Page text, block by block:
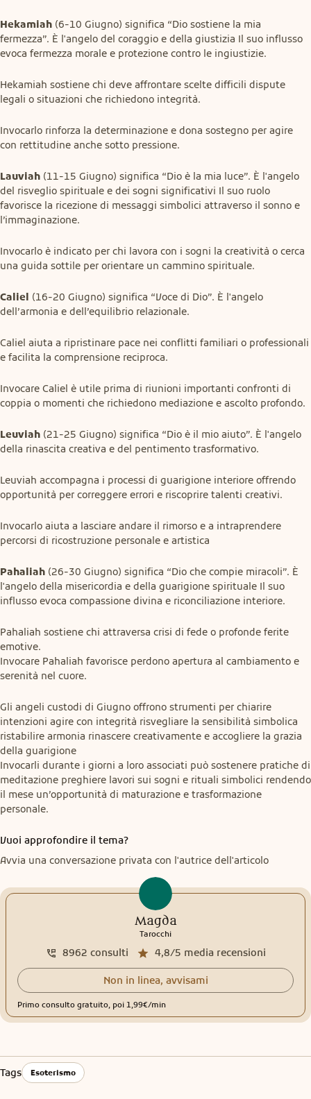
Hekamiah (6-10 Giugno) significa “Dio sostiene la mia
fermezza”. È l'angelo del coraggio e della giustizia Il suo influsso
evoca fermezza morale e protezione contro le ingiustizie.
Hekamiah sostiene chi deve affrontare scelte difficili dispute
legali o situazioni che richiedono integrità.
Invocarlo rinforza la determinazione e dona sostegno per agire
con rettitudine anche sotto pressione.
Lauviah (11-15 Giugno) significa “Dio è la mia luce”. È l'angelo
del risveglio spirituale e dei sogni significativi Il suo ruolo
favorisce la ricezione di messaggi simbolici attraverso il sonno e
l’immaginazione.
Invocarlo è indicato per chi lavora con i sogni la creatività o cerca
una guida sottile per orientare un cammino spirituale.
Caliel (16-20 Giugno) significa “Voce di Dio”. È l'angelo
dell’armonia e dell’equilibrio relazionale.
Caliel aiuta a ripristinare pace nei conflitti familiari o professionali
e facilita la comprensione reciproca.
Invocare Caliel è utile prima di riunioni importanti confronti di
coppia o momenti che richiedono mediazione e ascolto profondo.
Leuviah (21-25 Giugno) significa “Dio è il mio aiuto”. È l'angelo
della rinascita creativa e del pentimento trasformativo.
Leuviah accompagna i processi di guarigione interiore offrendo
opportunità per correggere errori e riscoprire talenti creativi.
Invocarlo aiuta a lasciare andare il rimorso e a intraprendere
percorsi di ricostruzione personale e artistica
Pahaliah (26-30 Giugno) significa “Dio che compie miracoli”. È
l'angelo della misericordia e della guarigione spirituale Il suo
influsso evoca compassione divina e riconciliazione interiore.
Pahaliah sostiene chi attraversa crisi di fede o profonde ferite
emotive.
Invocare Pahaliah favorisce perdono apertura al cambiamento e
serenità nel cuore.
Gli angeli custodi di Giugno offrono strumenti per chiarire
intenzioni agire con integrità risvegliare la sensibilità simbolica
ristabilire armonia rinascere creativamente e accogliere la grazia
della guarigione
Invocarli durante i giorni a loro associati può sostenere pratiche di
meditazione preghiere lavori sui sogni e rituali simbolici rendendo
il mese un’opportunità di maturazione e trasformazione
personale.
Vuoi approfondire il tema?
Avvia una conversazione privata con l'autrice dell'articolo
Magda
Tarocchi
4,8/5 media recensioni
8962 consulti
Non in linea, avvisami
Primo consulto gratuito, poi 1,99€/min
Tags Esoterismo